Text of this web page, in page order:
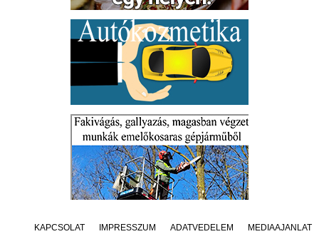
KAPCSOLAT IMPRESSZUM ADATVÉDELEM MÉDIAAJÁNLAT